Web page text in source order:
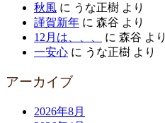
秋風 に うな正樹 より
謹賀新年 に 森谷 より
12月は、、、
に 森谷 より
一安心 に うな正樹 より
アーカイブ
2026年8月